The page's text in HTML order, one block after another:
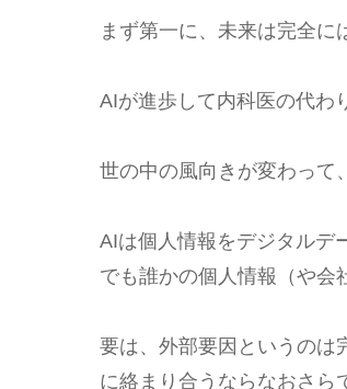
まず第一に、未来は完全に
AIが進歩して内科医の代わ
世の中の風向きが変わって
AIは個人情報をデジタルデ
でも誰かの個人情報（や会
要は、外部要因というのは
に絡まり合うならなおさら